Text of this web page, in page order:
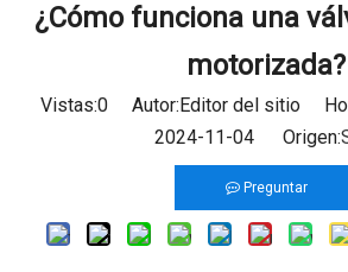
¿Cómo funciona una
motorizada?
Vistas:0 Autor:Editor del sitio
2024-11-04 Origen:
Preguntar